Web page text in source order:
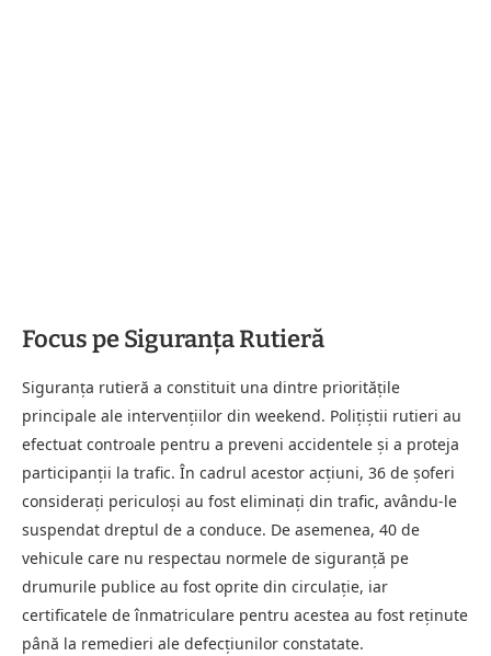
Focus pe Siguranța Rutieră
Siguranța rutieră a constituit una dintre prioritățile
principale ale intervențiilor din weekend. Polițiștii rutieri au
efectuat controale pentru a preveni accidentele și a proteja
participanții la trafic. În cadrul acestor acțiuni, 36 de șoferi
considerați periculoși au fost eliminați din trafic, avându-le
suspendat dreptul de a conduce. De asemenea, 40 de
vehicule care nu respectau normele de siguranță pe
drumurile publice au fost oprite din circulație, iar
certificatele de înmatriculare pentru acestea au fost reținute
până la remedieri ale defecțiunilor constatate.